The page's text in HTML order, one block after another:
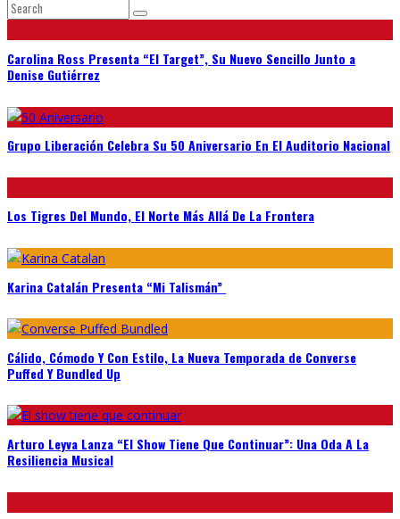
Carolina Ross Presenta “El Target”, Su Nuevo Sencillo Junto a
Denise Gutiérrez
Grupo Liberación Celebra Su 50 Aniversario En El Auditorio Nacional
Los Tigres Del Mundo, El Norte Más Allá De La Frontera
Karina Catalán Presenta “Mi Talismán”
Cálido, Cómodo Y Con Estilo, La Nueva Temporada de Converse
Puffed Y Bundled Up
Arturo Leyva Lanza “El Show Tiene Que Continuar”: Una Oda A La
Resiliencia Musical